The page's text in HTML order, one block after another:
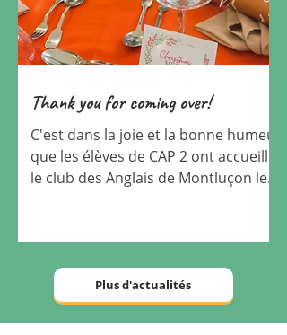
Thank you for coming over!
C'est dans la joie et la bonne humeur
que les élèves de CAP 2 ont accueilli
le club des Anglais de Montluçon le
Plus d'actualités